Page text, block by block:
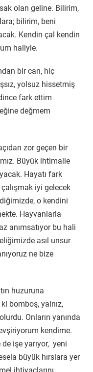
olan geline. Bilirim,
bilirim, beni
Kendin çal kendin
haliyle.
bir can, hiç
yolsuz hissetmiş
fark ettim
değmem
zor geçen bir
Büyük ihtimalle
Hayatı fark
iyi gelecek
o kendini
Hayvanlarla
anımsatıyor bu hali
asıl unsur
ne bize
huzuruna
bomboş, yalnız,
Onların yanında
kendime.
işe yarıyor, yeni
büyük hırslara yer